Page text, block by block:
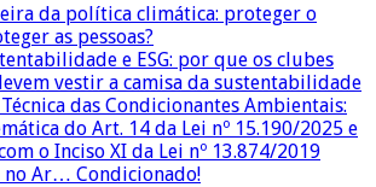
da política climática: proteger o
as pessoas?
e ESG: por que os clubes
vestir a camisa da sustentabilidade
das Condicionantes Ambientais:
do Art. 14 da Lei nº 15.190/2025 e
o Inciso XI da Lei nº 13.874/2019
no Ar… Condicionado!